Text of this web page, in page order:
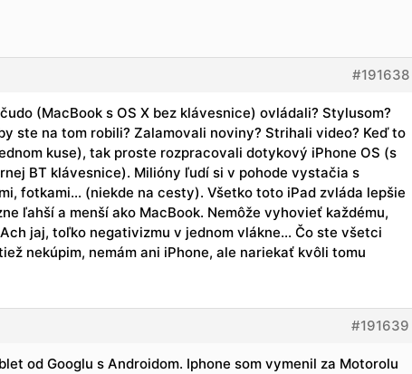
#191638
(MacBook s OS X bez klávesnice) ovládali? Stylusom?
ste na tom robili? Zalamovali noviny? Strihali video? Keď to
kuse), tak proste rozpracovali dotykový iPhone OS (s
BT klávesnice). Milióny ľudí si v pohode vystačia s
fotkami… (niekde na cesty). Všetko toto iPad zvláda lepšie
ľahší a menší ako MacBook. Nemôže vyhovieť každému,
jaj, toľko negativizmu v jednom vlákne… Čo ste všetci
nekúpim, nemám ani iPhone, ale nariekať kvôli tomu
#191639
od Googlu s Androidom. Iphone som vymenil za Motorolu